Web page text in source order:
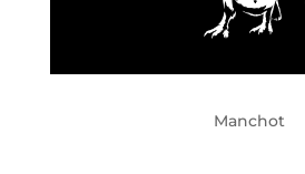
Manchot